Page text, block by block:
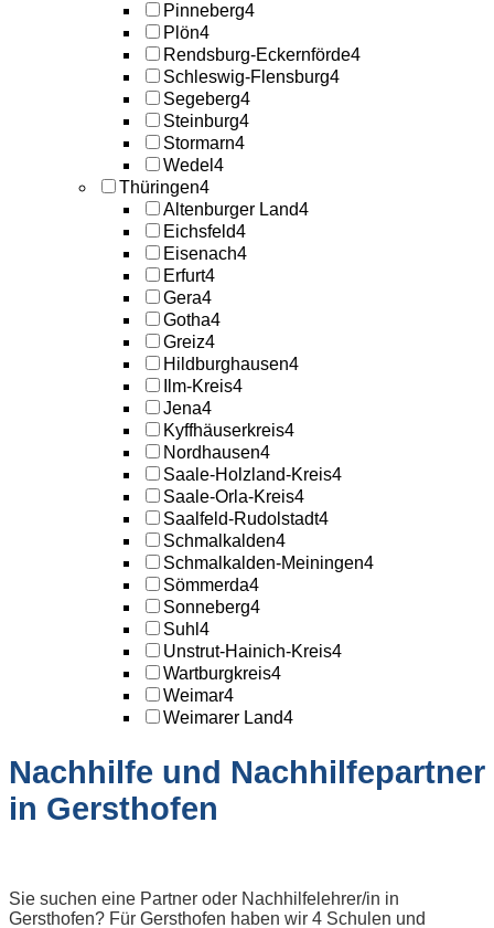
Pinneberg4
Plön4
Rendsburg-Eckernförde4
Schleswig-Flensburg4
Segeberg4
Steinburg4
Stormarn4
Wedel 4
Thüringen4
Altenburger Land4
Eichsfeld4
Eisenach4
Erfurt4
Gera4
Gotha4
Greiz4
Hildburghausen4
Ilm-Kreis4
Jena4
Kyffhäuserkreis4
Nordhausen4
Saale-Holzland-Kreis4
Saale-Orla-Kreis4
Saalfeld-Rudolstadt4
Schmalkalden4
Schmalkalden-Meiningen4
Sömmerda4
Sonneberg4
Suhl 4
Unstrut-Hainich-Kreis4
Wartburgkreis4
Weimar4
Weimarer Land4
Nachhilfe und Nachhilfepartner
in Gersthofen
Sie suchen eine Partner oder Nachhilfelehrer/in in
Gersthofen? Für Gersthofen haben wir 4 Schulen und